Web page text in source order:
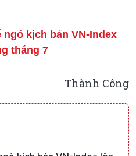
kịch bản VN-Index
tháng 7
Thành Công